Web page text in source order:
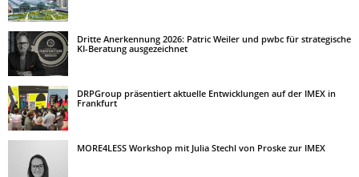
Dritte Anerkennung 2026: Patric Weiler und pwbc für strategische
KI-Beratung ausgezeichnet
DRPGroup präsentiert aktuelle Entwicklungen auf der IMEX in
Frankfurt
MORE4LESS Workshop mit Julia Stechl von Proske zur IMEX